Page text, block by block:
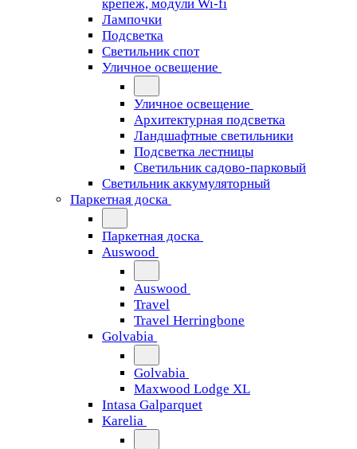
крепеж, модули Wi-fi
Лампочки
Подсветка
Светильник спот
Уличное освещение
Уличное освещение
Архитектурная подсветка
Ландшафтные светильники
Подсветка лестницы
Светильник садово-парковый
Светильник аккумуляторный
Паркетная доска
Паркетная доска
Auswood
Auswood
Travel
Travel Herringbone
Golvabia
Golvabia
Maxwood Lodge XL
Intasa Galparquet
Karelia